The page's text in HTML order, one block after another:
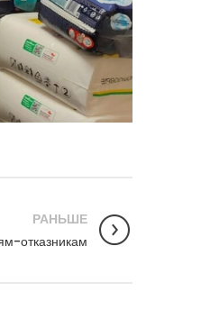
РАНЬШЕ
отказникам